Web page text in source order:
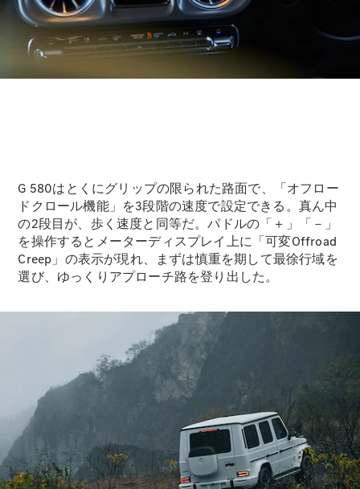
フェア・イ
ベント キャ
ディーラー
検索
ご購入相談
電気自動車
のご購入サ
ポート
ンパニオン
ンアップ
G 580はとくにグリップの限られた路面で、「オフロー
ドクロール機能」を3段階の速度で設定できる。真ん中
の2段目が、歩く速度と同等だ。パドルの「＋」「－」
を操作するとメーターディスプレイ上に「可変Offroad
Creep」の表示が現れ、まずは慎重を期して最徐行域を
選び、ゆっくりアプローチ路を登り出した。